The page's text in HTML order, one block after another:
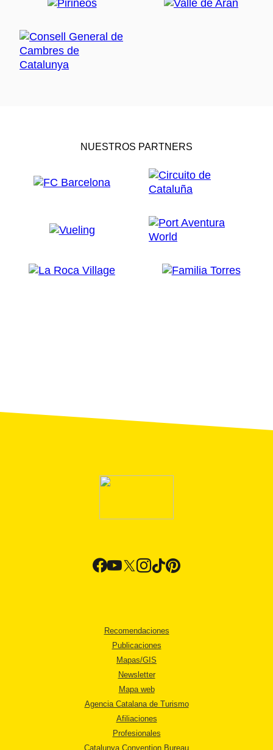
NUESTROS PARTNERS
Recomendaciones
Publicaciones
Mapas/GIS
Newsletter
Mapa web
Agencia Catalana de Turismo
Afiliaciones
Profesionales
Catalunya Convention Bureau